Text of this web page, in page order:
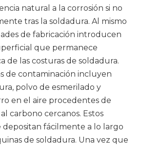
natural a la corrosión si no
tras la soldadura. Al mismo
de fabricación introducen
que permanece
de las costuras de soldadura.
de contaminación incluyen
polvo de esmerilado y
en el aire procedentes de
carbono cercanos. Estos
depositan fácilmente a lo largo
de soldadura. Una vez que